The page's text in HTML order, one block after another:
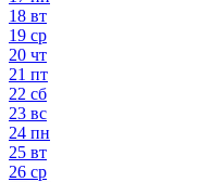
18 вт
19 ср
20 чт
21 пт
22 сб
23 вс
24 пн
25 вт
26 ср